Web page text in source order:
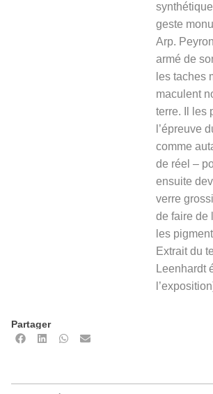
geste
Arp.
armé de
les taches
maculent
terre. Il les
l’épreuve
comme
de réel –
ensuite
verre
de faire de
les
Extrait du
Leenhardt
Partager